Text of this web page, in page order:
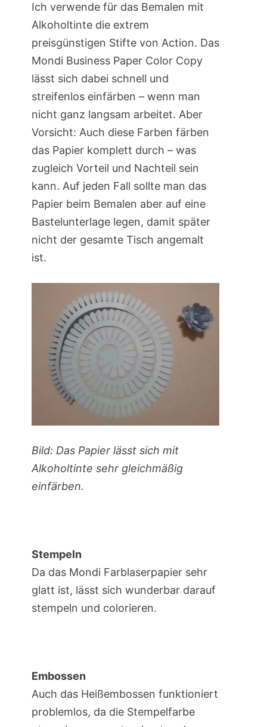
Ich verwende für das Bemalen mit
Alkoholtinte die extrem
preisgünstigen Stifte von Action. Das
Mondi Business Paper Color Copy
lässt sich dabei schnell und
streifenlos einfärben – wenn man
nicht ganz langsam arbeitet. Aber
Vorsicht: Auch diese Farben färben
das Papier komplett durch – was
zugleich Vorteil und Nachteil sein
kann. Auf jeden Fall sollte man das
Papier beim Bemalen aber auf eine
Bastelunterlage legen, damit später
nicht der gesamte Tisch angemalt
ist.
Bild: Das Papier lässt sich mit
Alkoholtinte sehr gleichmäßig
einfärben.
Stempeln
Da das Mondi Farblaserpapier sehr
glatt ist, lässt sich wunderbar darauf
stempeln und colorieren.
Embossen
Auch das Heißembossen funktioniert
problemlos, da die Stempelfarbe